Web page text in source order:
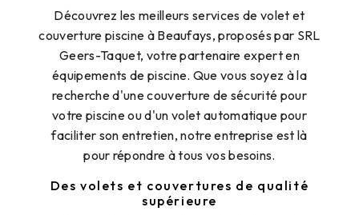
Découvrez les meilleurs services de volet et
couverture piscine à Beaufays, proposés par SRL
Geers-Taquet, votre partenaire expert en
équipements de piscine. Que vous soyez à la
recherche d'une couverture de sécurité pour
votre piscine ou d'un volet automatique pour
faciliter son entretien, notre entreprise est là
pour répondre à tous vos besoins.
Des volets et couvertures de qualité
supérieure